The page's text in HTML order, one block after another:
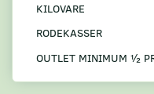
KILOVARE
RODEKASSER
OUTLET MINIMUM ½